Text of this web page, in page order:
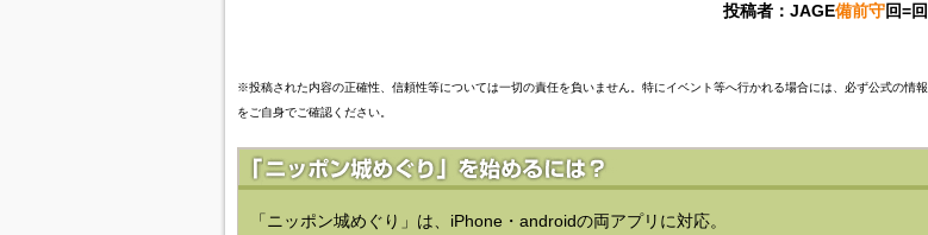
投稿者：JAGE備前守回=回
※投稿された内容の正確性、信頼性等については一切の責任を負いません。特にイベント等へ行かれる場合には、必ず公式の情報
をご自身でご確認ください。
「ニッポン城めぐり」は、iPhone・androidの両アプリに対応。